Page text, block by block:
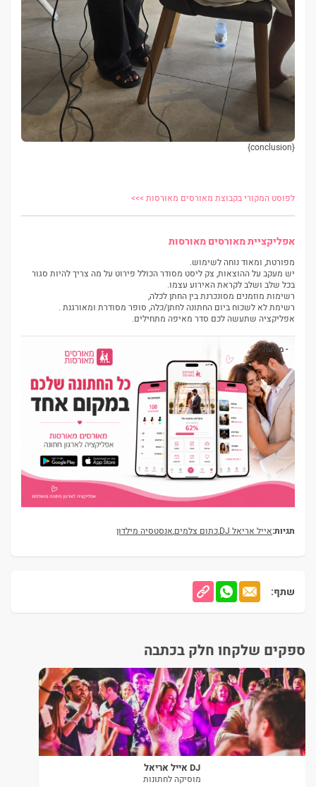
{conclusion}
לפוסט המקורי בקבוצת מאורסים מאורסות >>>
אפליקציית מאורסים מאורסות
מפורטת, ומאוד נוחה לשימוש.
יש מעקב על ההוצאות, צק ליסט מסודר הכולל פירוט על מה צריך להיות סגור
בכל שלב ושלב לקראת האירוע עצמו.
רשימות מוזמנים מסונכרנת בין החתן לכלה,
רשימת לא לשכוח ביום החתונה לחתן/כלה, סופר מסודרת ומאורגנת .
אפליקציה שתעשה לכם סדר מאיפה מתחילים.
- מודעה -
תגיות:אייל אריאל DJ ,כתום צלמים,אנסטסיה מילדון
שתף:
ספקים שלקחו חלק בכתבה
DJ אייל אריאל
מוסיקה לחתונות